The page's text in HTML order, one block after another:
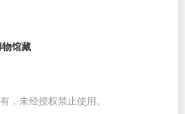
馆藏
，未经授权禁止使用。